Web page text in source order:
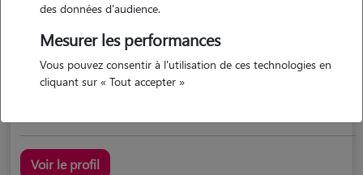
possède des animaux
En transition professionnelle pour travailler en crèche
Voir le profil
des données d'audience.
Mesurer les performances
Vous pouvez consentir à l'utilisation de ces technologies en
cliquant sur « Tout accepter »